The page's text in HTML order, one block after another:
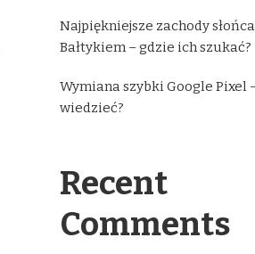
Najpiękniejsze zachody
Bałtykiem – gdzie ich szukać?
Wymiana szybki Google Pixel
wiedzieć?
Recent
Comments